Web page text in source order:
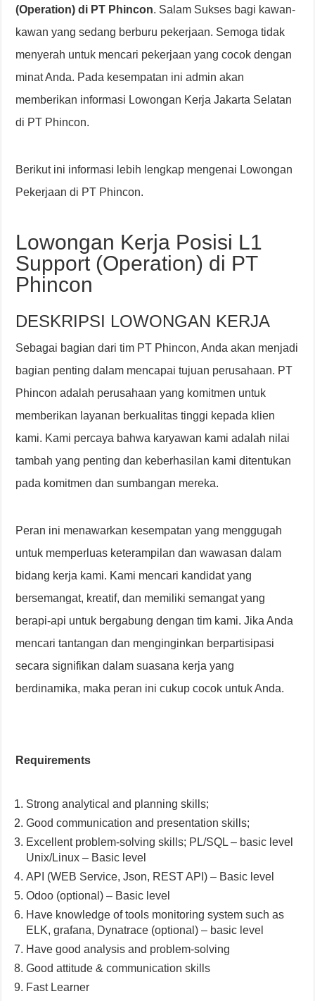
(Operation) di PT Phincon. Salam Sukses bagi kawan-
kawan yang sedang berburu pekerjaan. Semoga tidak
menyerah untuk mencari pekerjaan yang cocok dengan
minat Anda. Pada kesempatan ini admin akan
memberikan informasi Lowongan Kerja Jakarta Selatan
di PT Phincon.
Berikut ini informasi lebih lengkap mengenai Lowongan
Pekerjaan di PT Phincon.
Lowongan Kerja Posisi L1
Support (Operation) di PT
Phincon
DESKRIPSI LOWONGAN KERJA
Sebagai bagian dari tim PT Phincon, Anda akan menjadi
bagian penting dalam mencapai tujuan perusahaan. PT
Phincon adalah perusahaan yang komitmen untuk
memberikan layanan berkualitas tinggi kepada klien
kami. Kami percaya bahwa karyawan kami adalah nilai
tambah yang penting dan keberhasilan kami ditentukan
pada komitmen dan sumbangan mereka.
Peran ini menawarkan kesempatan yang menggugah
untuk memperluas keterampilan dan wawasan dalam
bidang kerja kami. Kami mencari kandidat yang
bersemangat, kreatif, dan memiliki semangat yang
berapi-api untuk bergabung dengan tim kami. Jika Anda
mencari tantangan dan menginginkan berpartisipasi
secara signifikan dalam suasana kerja yang
berdinamika, maka peran ini cukup cocok untuk Anda.
Requirements
Strong analytical and planning skills;
Good communication and presentation skills;
Excellent problem-solving skills; PL/SQL – basic level
Unix/Linux – Basic level
API (WEB Service, Json, REST API) – Basic level
Odoo (optional) – Basic level
Have knowledge of tools monitoring system such as
ELK, grafana, Dynatrace (optional) – basic level
Have good analysis and problem-solving
Good attitude & communication skills
Fast Learner